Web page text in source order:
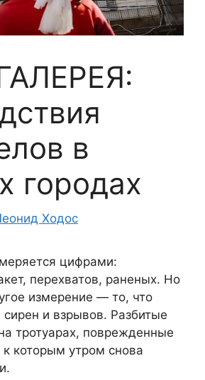
в
городах
Ходос
цифрами:
перехватов, раненых. Но
измерение — то, что
сирен и взрывов. Разбитые
тротуарах, поврежденные
которым утром снова